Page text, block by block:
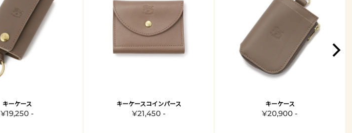
キーケース
¥19,250 -
キーケースコインパース
¥21,450 -
キーケース
¥20,900 -